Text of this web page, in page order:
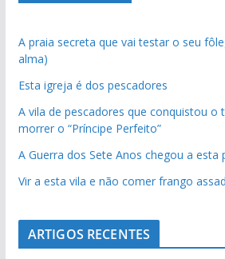
A praia secreta que vai testar o seu
alma)
Esta igreja é dos pescadores
A vila de pescadores que conquistou o
morrer o “Príncipe Perfeito”
A Guerra dos Sete Anos chegou a esta
Vir a esta vila e não comer frango
ARTIGOS RECENTES